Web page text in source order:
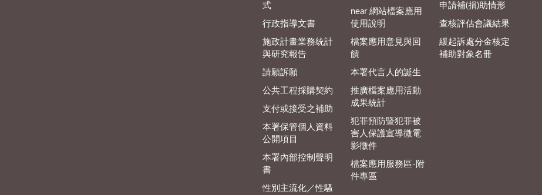
式
行政指導文書
施政計畫業務統計
與研究報告
請願訴願
公共工程採購契約
支付或接受之補助
本署保管個人資料
公開項目
本署內部控制聲明
書
性別主流化／性騷
near 網站檔案應用
使用說明
檔案應用意見與回
饋
本署代言人的誕生
推廣檔案應用活動
成果統計
犯罪預防暨犯罪被
害人保護宣導微電
影徵件
檔案應用服務區-附
件專區
申請補(捐)助情形
查核評估會議結果
緩起訴處分金核定
補助對象名冊